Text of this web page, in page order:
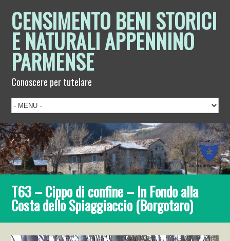
CENSIMENTO BENI STORICI
E NATURALI APPENNINO
PARMENSE
Conoscere per tutelare
T63 – Cippo di confine – In Fondo alla
Costa dello Spiaggiaccio (Borgotaro)